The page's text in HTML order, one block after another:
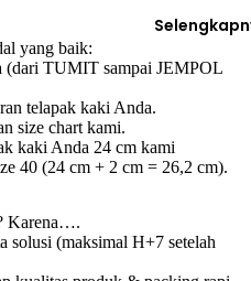
yang baik:
(dari TUMIT sampai JEMPOL
telapak kaki Anda.
size chart kami.
kaki Anda 24 cm kami
40 (24 cm + 2 cm = 26,2 cm).
Karena….
solusi (maksimal H+7 setelah